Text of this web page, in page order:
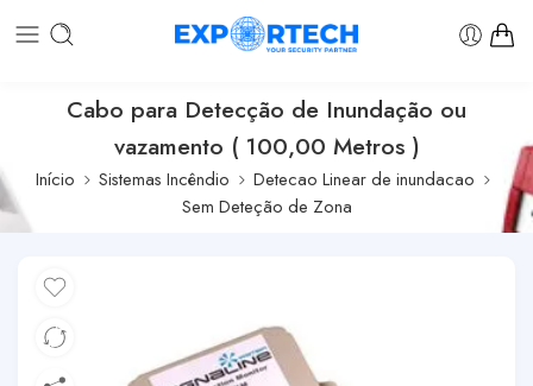
Cabo para Detecção de Inundação ou
vazamento ( 100,00 Metros )
Início Sistemas Incêndio
Detecao Linear de inundacao
Sem Deteção de Zona